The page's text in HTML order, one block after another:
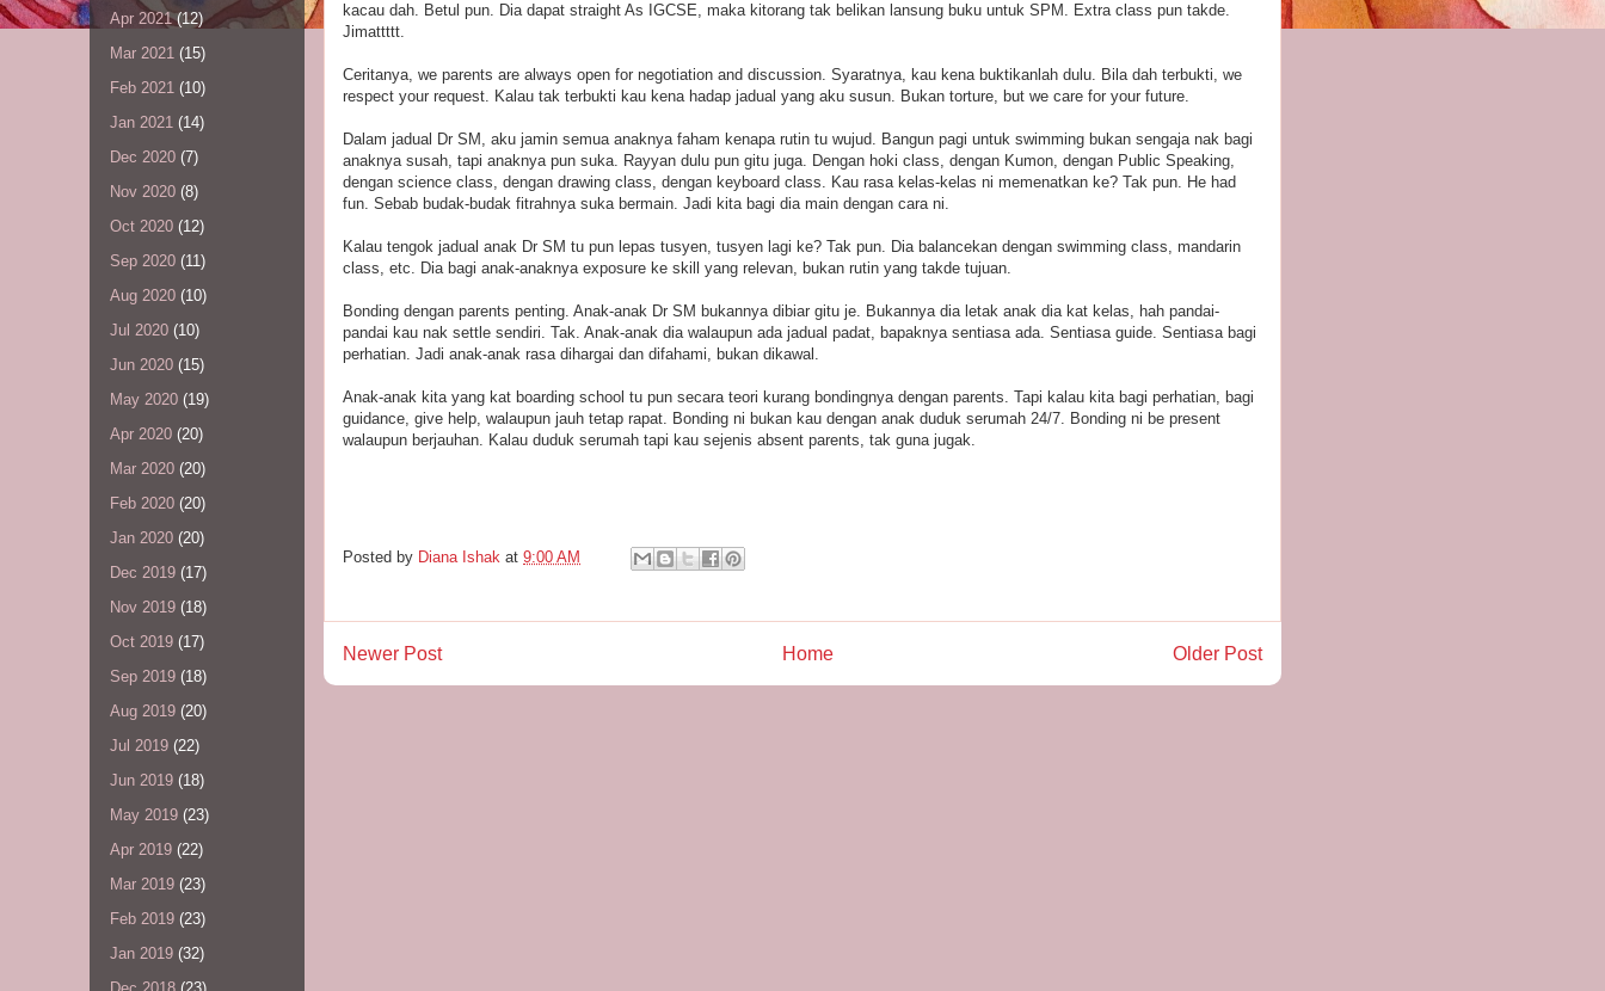
kacau dah. Betul pun. Dia dapat straight As IGCSE, maka kitorang tak belikan lansung buku untuk SPM. Extra class pun takde.
Jimattttt.
Ceritanya, we parents are always open for negotiation and discussion. Syaratnya, kau kena buktikanlah dulu. Bila dah terbukti, we
respect your request. Kalau tak terbukti kau kena hadap jadual yang aku susun. Bukan torture, but we care for your future.
Dalam jadual Dr SM, aku jamin semua anaknya faham kenapa rutin tu wujud. Bangun pagi untuk swimming bukan sengaja nak bagi
anaknya susah, tapi anaknya pun suka. Rayyan dulu pun gitu juga. Dengan hoki class, dengan Kumon, dengan Public Speaking,
dengan science class, dengan drawing class, dengan keyboard class. Kau rasa kelas-kelas ni memenatkan ke? Tak pun. He had
fun. Sebab budak-budak fitrahnya suka bermain. Jadi kita bagi dia main dengan cara ni.
Kalau tengok jadual anak Dr SM tu pun lepas tusyen, tusyen lagi ke? Tak pun. Dia balancekan dengan swimming class, mandarin
class, etc. Dia bagi anak-anaknya exposure ke skill yang relevan, bukan rutin yang takde tujuan.
Bonding dengan parents penting. Anak-anak Dr SM bukannya dibiar gitu je. Bukannya dia letak anak dia kat kelas, hah pandai-
pandai kau nak settle sendiri. Tak. Anak-anak dia walaupun ada jadual padat, bapaknya sentiasa ada. Sentiasa guide. Sentiasa bagi
perhatian. Jadi anak-anak rasa dihargai dan difahami, bukan dikawal.
Anak-anak kita yang kat boarding school tu pun secara teori kurang bondingnya dengan parents. Tapi kalau kita bagi perhatian, bagi
guidance, give help, walaupun jauh tetap rapat. Bonding ni bukan kau dengan anak duduk serumah 24/7. Bonding ni be present
walaupun berjauhan. Kalau duduk serumah tapi kau sejenis absent parents, tak guna jugak.
Posted by Diana Ishak at 9:00 AM
Newer Post Older Post
Home
Apr 2021(12)
Mar 2021 (15)
Feb 2021 (10)
Jan 2021 (14)
Dec 2020 (7)
Nov 2020 (8)
Oct 2020 (12)
Sep 2020 (11)
Aug 2020 (10)
Jul 2020 (10)
Jun 2020 (15)
May 2020 (19)
Apr 2020 (20)
Mar 2020 (20)
Feb 2020 (20)
Jan 2020 (20)
Dec 2019 (17)
Nov 2019 (18)
Oct 2019 (17)
Sep 2019 (18)
Aug 2019 (20)
Jul 2019 (22)
Jun 2019 (18)
May 2019 (23)
Apr 2019 (22)
Mar 2019 (23)
Feb 2019 (23)
Jan 2019 (32)